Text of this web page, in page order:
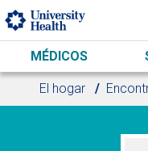
Skip to main content
MÉDICOS
El hogar